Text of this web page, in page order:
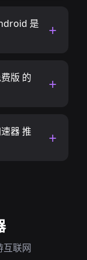
是
版 的
器 推
互联网